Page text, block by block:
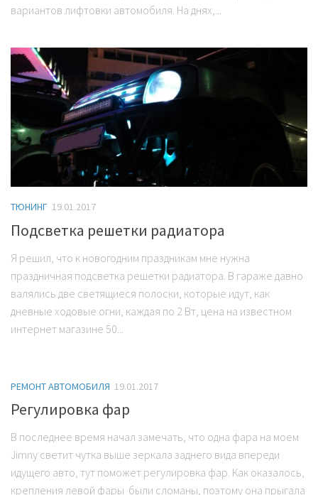
вариантов лифтовки автомобиля. На днях,...
ТЮНИНГ 19.01.2017
Подсветка решетки радиатора
Я решил, что к новогодним праздникам мне нужна
праздничная подсветка решетки радиатора. В гараже давно
валялись две светящиеся полоски, которые идут, как
дневные ходовые огни, каждая по 2 Вт, цена на известном
интернет магазине 50...
РЕМОНТ АВТОМОБИЛЯ 19.01.2017
Регулировка фар
В последнее время начал замечать, что одна фара на моем
Jimny светит чутка выше зеркала заднего вида впереди
идущего авто, тут поможет регулировка фар. Как оказалось,
крепления левой фары были сломаны, поэтому она прыгала